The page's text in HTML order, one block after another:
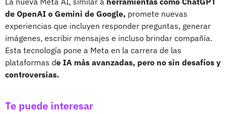
de OpenAI o Gemini de Google, promete nuevas
experiencias que incluyen responder preguntas, generar
imágenes, escribir mensajes e incluso brindar compañía.
Esta tecnología pone a Meta en la carrera de las
plataformas de IA más avanzadas, pero no sin desafíos y
controversias.
Te puede interesar